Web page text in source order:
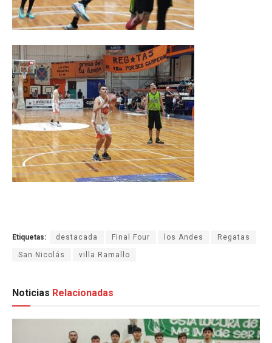
Etiquetas: destacada Final Four los Andes Regatas
San Nicolás villa Ramallo
Noticias Relacionadas